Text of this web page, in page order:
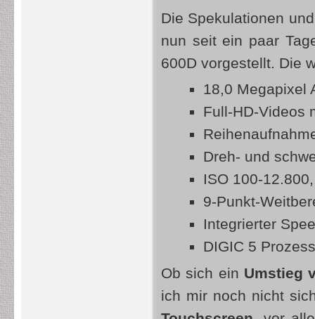
Die Spekulationen
nun seit ein paar
600D vorgestellt. Die
18,0 Megapixel
Full-HD-Videos
Dreh- und
ISO 100-
9-Punkt-
Integrierter
DIGIC 5
Ob sich ein Umstieg
ich mir noch nicht